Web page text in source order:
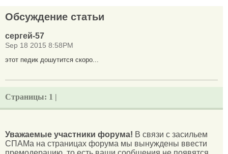
Обсуждение статьи
сергей-57
Sep 18 2015 8:58PM
этот педик дошутится скоро...
Страницы: 1 |
Уважаемые участники форума! В связи с засильем
СПАМа на страницах форума мы вынуждены ввести